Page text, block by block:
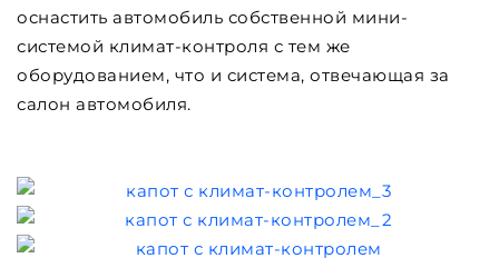
оснастить автомобиль собственной мини-
системой климат-контроля с тем же
оборудованием, что и система, отвечающая за
салон автомобиля.